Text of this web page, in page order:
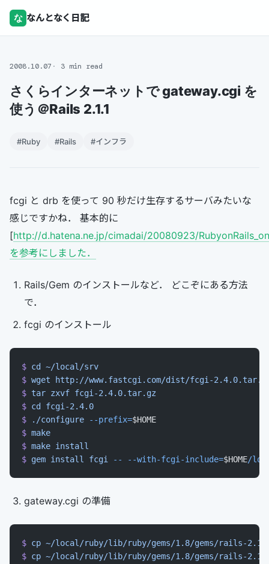
な なんとなく日記
2008.10.07 3 min read
さくらインターネットで gateway.cgi を
使う＠Rails 2.1.1
#Ruby #Rails #インフラ
fcgi と drb を使って 90 秒だけ生存するサーバみたいな
感じですかね． 基本的に
[http://d.hatena.ne.jp/cimadai/20080923/
を参考にしました．
Rails/Gem のインストールなど． どこぞにある方法
で．
fcgi のインストール
$ cd
~/local/srv
$ wget http://www.fastcgi.com/dist/fcgi-
$ tar zxvf fcgi-2.4.0.tar.gz
$ cd
fcgi-2.4.0
$ ./configure --prefix=$HOME
$ make
$ make install
$ gem install fcgi -- --with-fcgi-include=$HOME/
gateway.cgi の準備
$ cp ~/local/ruby/lib/ruby/gems/1.8/gems/rails-
$ cp ~/local/ruby/lib/ruby/gems/1.8/gems/rails-